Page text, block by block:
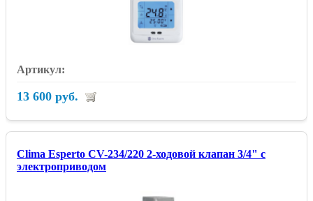
13 600 руб.
Clima Esperto CV-234/220 2-ходовой клапан 3/4" с
электроприводом